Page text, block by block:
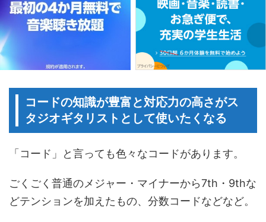
コードの知識が豊富と対応力の高さがス
タジオギタリストとして使いたくなる
「コード」と言っても色々なコードがあります。
ごくごく普通のメジャー・マイナーから7th・9thな
どテンションを加えたもの、分数コードなどなど。